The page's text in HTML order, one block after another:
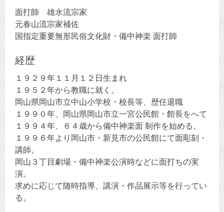
面打師 雄水流宗家
元春山流宗家補佐
国指定重要無形民俗文化財・備中神楽 面打師
経歴
１９２９年１１月１２日生まれ
１９５２年から教職に就く。
岡山県岡山市立中山小学校・校長等、歴任退職
１９９０年、岡山県岡山市立一宮公民館・館長をへて
１９９４年、６４歳から備中神楽面 制作を始める。
１９９６年より岡山市・新見市の公民館にて面彫刻・
講師。
岡山３丁目劇場・備中神楽公演時などに面打ちの実
演。
求めに応じて随時指導、講演・作品展示等を行ってい
る。